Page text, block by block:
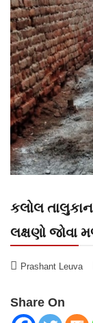
કલોલ
લક્ષણો જોવા
Prashant Leuva
Share On